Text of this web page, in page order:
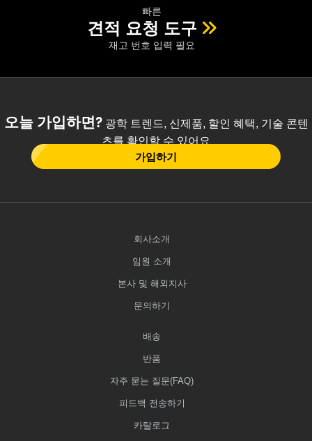
빠른
견적 요청 도구
재고 번호 입력 필요
오늘 가입하면?광학 트렌드, 신제품, 할인 혜택, 기술 콘텐
츠를 확인할 수 있어요
가입하기
회사소개
임원 소개
본사 및 해외지사
문의하기
배송
반품
자주 묻는 질문(FAQ)
피드백 전송하기
카탈로그